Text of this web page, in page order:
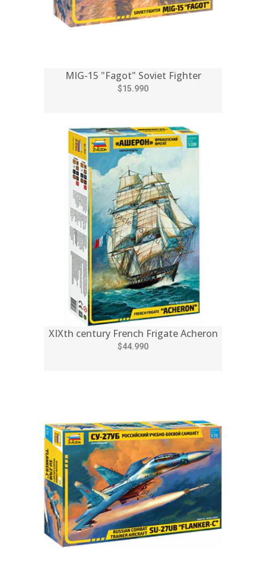
MIG-15 "Fagot" Soviet Fighter
$15.990
XIXth century French Frigate Acheron
$44.990